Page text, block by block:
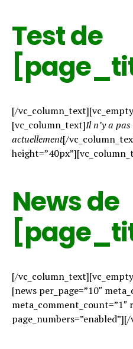
Test de
[/
[vc_column_text]Il n’y a
actuellement[/
News de
[/
[news per_page=”10″
meta_comment_count=”1″